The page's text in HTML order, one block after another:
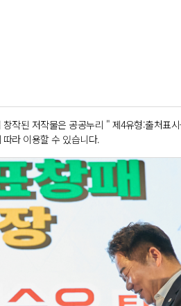
창작된 저작물은 공공누리 " 제4유형:출처표
따라 이용할 수 있습니다.